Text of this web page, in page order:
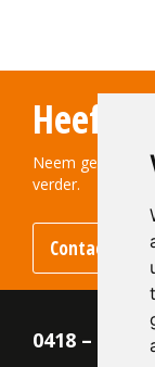
Heeft u
Neem gerust
verder.
Contact
0418 – 55 22